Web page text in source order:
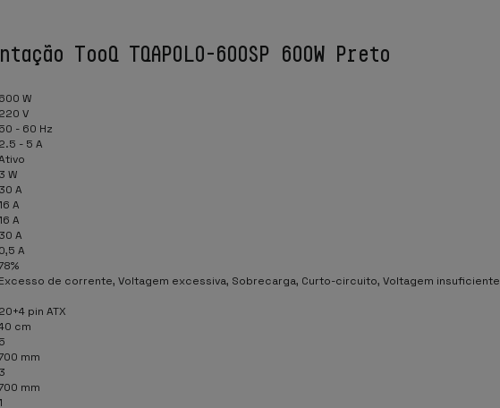
TooQ TQAPOLO-600SP 600W Preto
600 W
220 V
50 - 60 Hz
2.5 - 5 A
3 W
30 A
A
A
30 A
0,5 A
Excesso de corrente, Voltagem excessiva, Sobrecarga, Curto-circuito, Voltagem insuficiente
20+4 pin ATX
cm
5
mm
3
mm